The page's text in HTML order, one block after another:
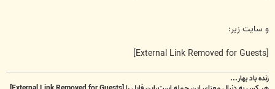
و سایت زیر:
[External Link Removed for Guests]
زنده باد بهار...